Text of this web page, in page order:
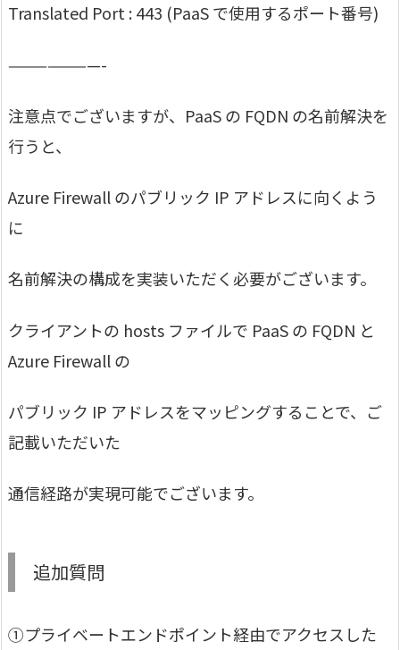
Translated Port : 443 (PaaS で使用するポート番号)
———————-
注意点でございますが、PaaS の FQDN の名前解決を
行うと、
Azure Firewall のパブリック IP アドレスに向くよう
に
名前解決の構成を実装いただく必要がございます。
クライアントの hosts ファイルで PaaS の FQDN と
Azure Firewall の
パブリック IP アドレスをマッピングすることで、ご
記載いただいた
通信経路が実現可能でございます。
追加質問
①プライベートエンドポイント経由でアクセスした